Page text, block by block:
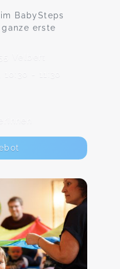
BabySteps
erste
Velbert
- 11:30